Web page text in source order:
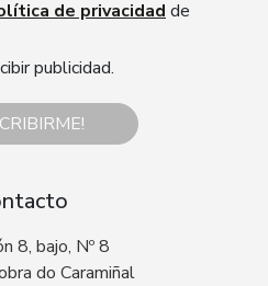
de privacidad de
publicidad.
8, bajo, Nº 8
do Caramiñal